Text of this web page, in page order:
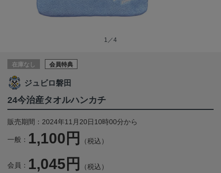
1／4
在庫なし 会員特典
ジュビロ磐田
24今治産タオルハンカチ
販売期間：2024年11月20日10時00分から
一般： 1,100円 （税込）
会員： 1,045円 （税込）